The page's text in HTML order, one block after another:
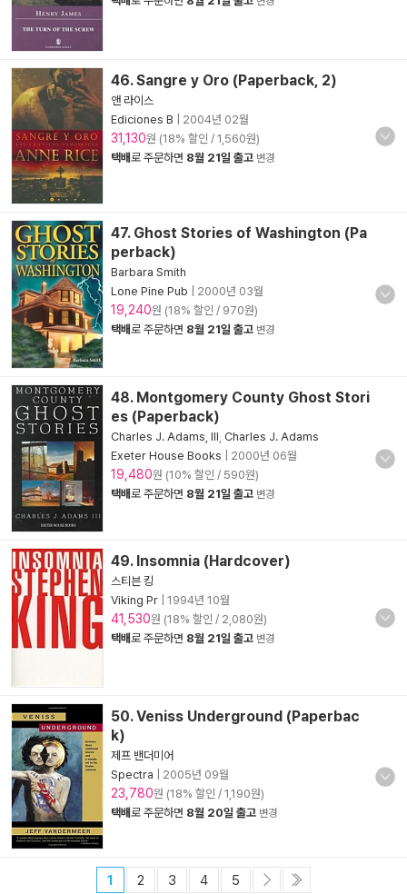
46. Sangre y Oro (Paperback, 2)
앤 라이스
Ediciones B
2004년 02월
31,130원 (18% 할인 / 1,560원)
택배로 주문하면 8월 21일 출고 변경
47. Ghost Stories of Washington (Pa
perback)
Barbara Smith
Lone Pine Pub
2000년 03월
19,240원 (18% 할인 / 970원)
택배로 주문하면 8월 21일 출고 변경
48. Montgomery County Ghost Stori
es (Paperback)
Charles J. Adams, III Charles J. Adams
Exeter House Books
2000년 06월
19,480원 (10% 할인 / 590원)
택배로 주문하면 8월 21일 출고 변경
49. Insomnia (Hardcover)
스티븐 킹
Viking Pr
1994년 10월
41,530원 (18% 할인 / 2,080원)
택배로 주문하면 8월 21일 출고 변경
50. Veniss Underground (Paperbac
k)
제프 밴더미어
Spectra
2005년 09월
23,780원 (18% 할인 / 1,190원)
택배로 주문하면 8월 20일 출고 변경
1 2 3 4 5